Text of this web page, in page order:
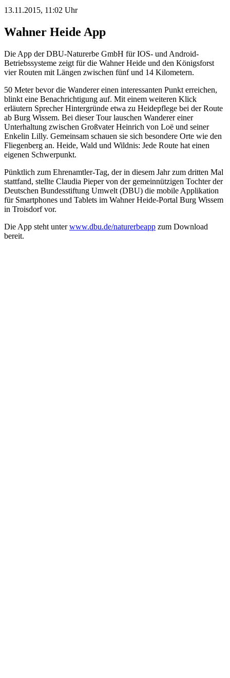
13.11.2015, 11:02 Uhr
Wahner Heide App
Die App der DBU-Naturerbe GmbH für IOS- und Android-
Betriebssysteme zeigt für die Wahner Heide und den Königsforst
vier Routen mit Längen zwischen fünf und 14 Kilometern.
50 Meter bevor die Wanderer einen interessanten Punkt erreichen,
blinkt eine Benachrichtigung auf. Mit einem weiteren Klick
erläutern Sprecher Hintergründe etwa zu Heidepflege bei der Route
ab Burg Wissem. Bei dieser Tour lauschen Wanderer einer
Unterhaltung zwischen Großvater Heinrich von Loë und seiner
Enkelin Lilly. Gemeinsam schauen sie sich besondere Orte wie den
Fliegenberg an. Heide, Wald und Wildnis: Jede Route hat einen
eigenen Schwerpunkt.
Pünktlich zum Ehrenamtler-Tag, der in diesem Jahr zum dritten Mal
stattfand, stellte Claudia Pieper von der gemeinnützigen Tochter der
Deutschen Bundesstiftung Umwelt (DBU) die mobile Applikation
für Smartphones und Tablets im Wahner Heide-Portal Burg Wissem
in Troisdorf vor.
Die App steht unterwww.dbu.de/naturerbeapp zum Download
bereit.